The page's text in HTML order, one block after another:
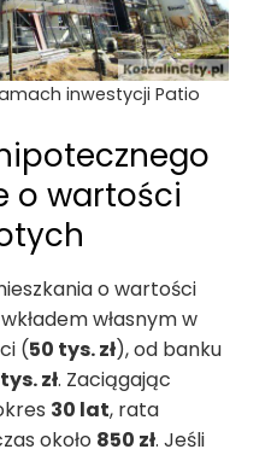
inwestycji Patio
o wartości
o wartości
własnym w
(50 tys. zł), od banku
zł. Zaciągając
30 lat, rata
około 850 zł. Jeśli